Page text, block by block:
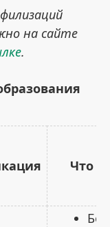
на сайте
.
Что